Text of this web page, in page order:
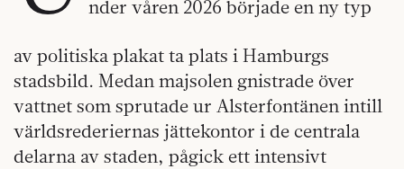
nder våren 2026 började en ny typ
av politiska plakat ta plats i Hamburgs
stadsbild. Medan majsolen gnistrade över
vattnet som sprutade ur Alsterfontänen intill
världsrederiernas jättekontor i de centrala
delarna av staden, pågick ett intensivt